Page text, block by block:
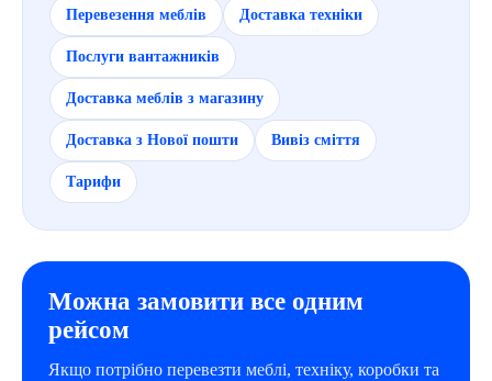
Перевезення меблів Доставка техніки
Послуги вантажників
Доставка меблів з магазину
Доставка з Нової пошти Вивіз сміття
Тарифи
Можна замовити все одним
рейсом
Якщо потрібно перевезти меблі, техніку, коробки та